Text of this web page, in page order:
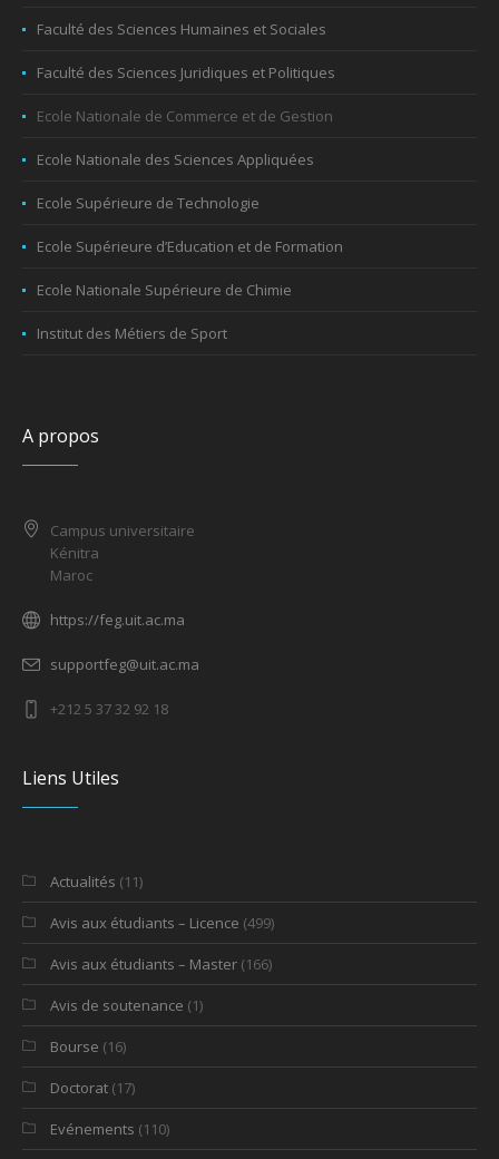
Faculté des Sciences Humaines et Sociales
Faculté des Sciences Juridiques et Politiques
Ecole Nationale de Commerce et de Gestion
Ecole Nationale des Sciences Appliquées
Ecole Supérieure de Technologie
Ecole Supérieure d’Education et de Formation
Ecole Nationale Supérieure de Chimie
Institut des Métiers de Sport
A propos
Campus universitaire
Kénitra
Maroc
https://feg.uit.ac.ma
supportfeg@uit.ac.ma
+212 5 37 32 92 18
Liens Utiles
Actualités (11)
Avis aux étudiants – Licence (499)
Avis aux étudiants – Master (166)
Avis de soutenance (1)
Bourse (16)
Doctorat (17)
Evénements (110)